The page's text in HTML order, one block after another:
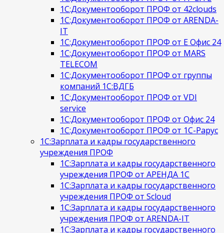
1С:Документооборот ПРОФ от 42clouds
1С:Документооборот ПРОФ от ARENDA-
IT
1С:Документооборот ПРОФ от Е Офис 24
1С:Документооборот ПРОФ от MARS
TELECOM
1С:Документооборот ПРОФ от группы
компаний 1С:ВДГБ
1С:Документооборот ПРОФ от VDI
service
1С:Документооборот ПРОФ от Офис 24
1С:Документооборот ПРОФ от 1С-Рарус
1С:Зарплата и кадры государственного
учреждения ПРОФ
1С:Зарплата и кадры государственного
учреждения ПРОФ от АРЕНДА 1С
1С:Зарплата и кадры государственного
учреждения ПРОФ от Scloud
1С:Зарплата и кадры государственного
учреждения ПРОФ от ARENDA-IT
1С:Зарплата и кадры государственного